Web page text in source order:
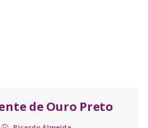
de Ouro Preto